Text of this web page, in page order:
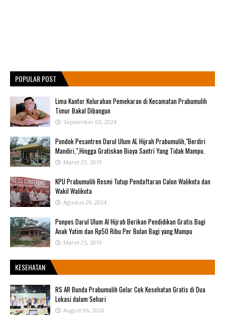
POPULAR POST
Lima Kantor Kelurahan Pemekaran di Kecamatan Prabumulih
Timur Bakal Dibangun
September 03, 2024
Pondok Pesantren Darul Ulum AL Hijrah Prabumulih,"Berdiri
Mandiri,",Hingga Gratiskan Biaya Santri Yang Tidak Mampu.
Maret 23, 2019
KPU Prabumulih Resmi Tutup Pendaftaran Calon Walikota dan
Wakil Walikota
Agustus 29, 2024
Ponpes Darul Ulum Al Hijrah Berikan Pendidikan Gratis Bagi
Anak Yatim dan Rp50 Ribu Per Bulan Bagi yang Mampu
Maret 25, 2019
KESEHATAN
RS AR Bunda Prabumulih Gelar Cek Kesehatan Gratis di Dua
Lokasi dalam Sehari
August 06, 2026